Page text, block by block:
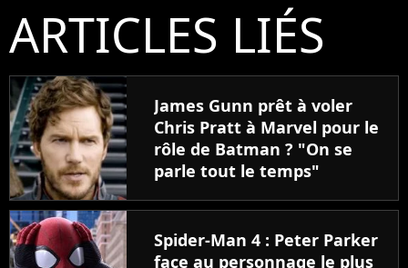
ARTICLES LIÉS
James Gunn prêt à voler
Chris Pratt à Marvel pour le
rôle de Batman ? "On se
parle tout le temps"
Spider-Man 4 : Peter Parker
face au personnage le plus